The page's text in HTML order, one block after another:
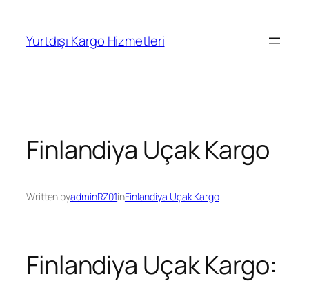
Yurtdışı Kargo Hizmetleri
Finlandiya Uçak Kargo
Written byadminRZ01inFinlandiya Uçak Kargo
Finlandiya Uçak Kargo: